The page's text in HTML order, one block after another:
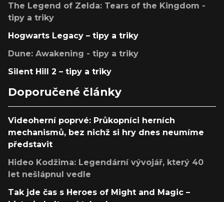
The Legend of Zelda: Tears of the Kingdom -
tipy a triky
Hogwarts Legacy – tipy a triky
Dune: Awakening - tipy a triky
Silent Hill 2 – tipy a triky
Doporučené články
Videoherní poprvé: Průkopníci herních
mechanismů, bez nichž si hry dnes neumíme
představit
Hideo Kodžima: Legendární vývojář, který 40
let nešlápnul vedle
Tak jde čas s Heroes of Might and Magic –